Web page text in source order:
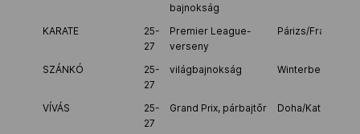
bajnokság
KARATE
25-
27
Premier League-
verseny
Párizs/
SZÁNKÓ
25-
27
világbajnokság Winterberg/
VÍVÁS
25-
27
Grand Prix, párbajtőr Doha/Katar